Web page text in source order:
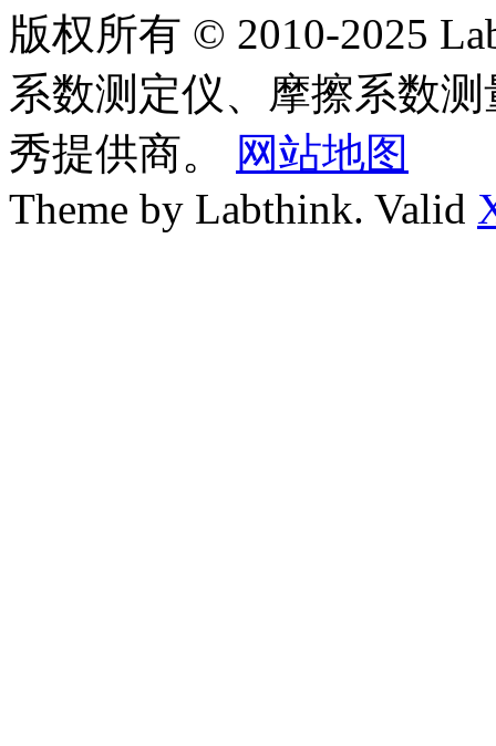
版权所有 © 2010-2025
系数测定仪、摩擦系数
秀提供商。
网站地图
Theme by Labthink. Valid